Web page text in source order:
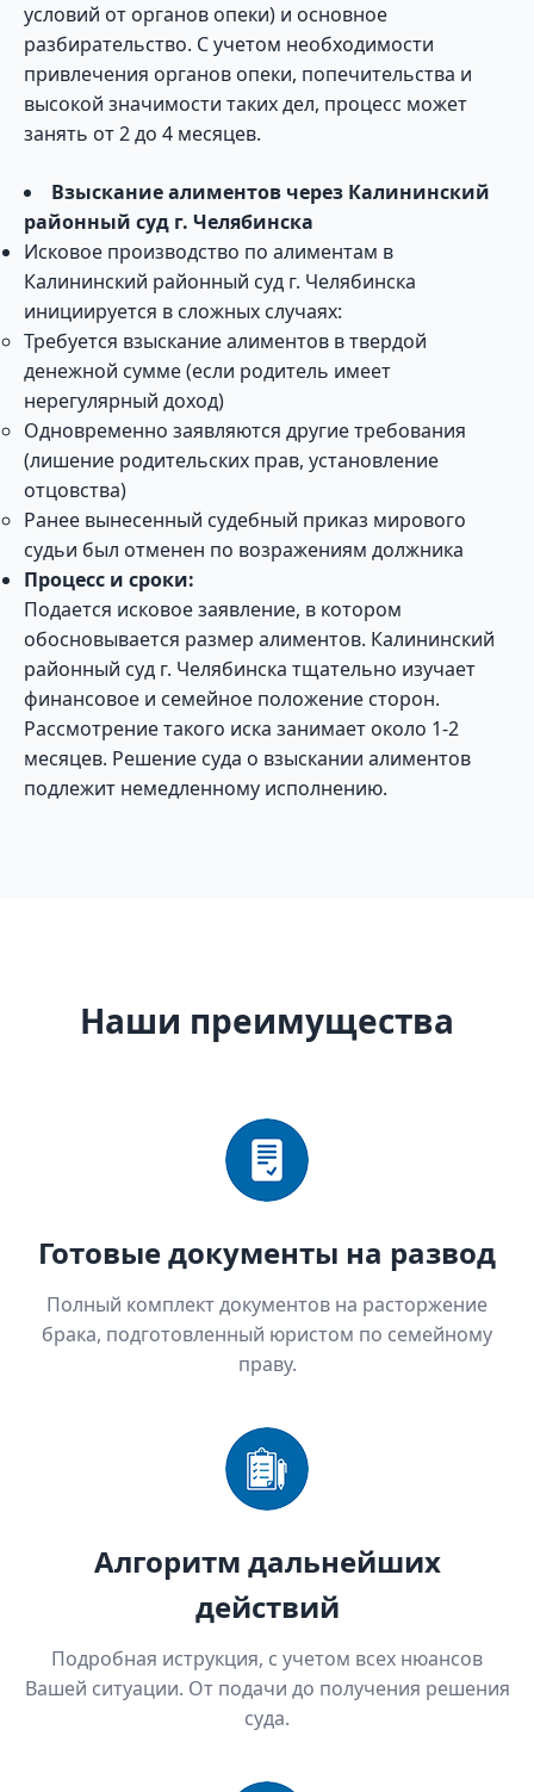
условий от органов опеки) и основное
разбирательство. С учетом необходимости
привлечения органов опеки, попечительства и
высокой значимости таких дел, процесс может
занять от 2 до 4 месяцев.
Взыскание алиментов через Калининский
районный суд г. Челябинска
Исковое производство по алиментам в
Калининский районный суд г. Челябинска
инициируется в сложных случаях:
Требуется взыскание алиментов в твердой
денежной сумме (если родитель имеет
нерегулярный доход)
Одновременно заявляются другие требования
(лишение родительских прав, установление
отцовства)
Ранее вынесенный судебный приказ мирового
судьи был отменен по возражениям должника
Процесс и сроки:
Подается исковое заявление, в котором
обосновывается размер алиментов. Калининский
районный суд г. Челябинска тщательно изучает
финансовое и семейное положение сторон.
Рассмотрение такого иска занимает около 1-2
месяцев. Решение суда о взыскании алиментов
подлежит немедленному исполнению.
Наши преимущества
Готовые документы на развод
Полный комплект документов на расторжение
брака, подготовленный юристом по семейному
праву.
Алгоритм дальнейших
действий
Подробная иструкция, с учетом всех нюансов
Вашей ситуации. От подачи до получения решения
суда.